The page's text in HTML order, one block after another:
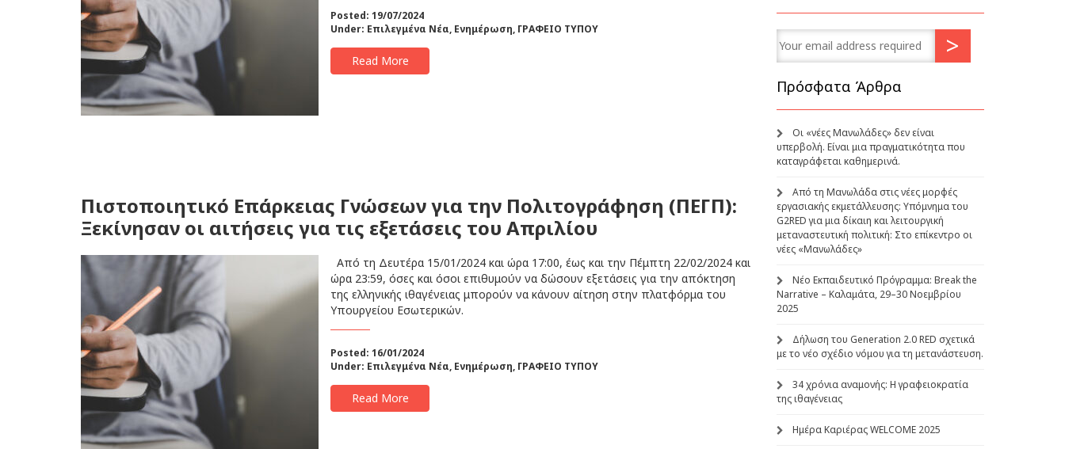
Posted: 19/07/2024
Under: Επιλεγμένα Νέα, Ενημέρωση, ΓΡΑΦΕΙΟ ΤΥΠΟΥ
Read More
Πιστοποιητικό Επάρκειας Γνώσεων για την Πολιτογράφηση (ΠΕΓΠ):
Ξεκίνησαν οι αιτήσεις για τις εξετάσεις του Απριλίου
Από τη Δευτέρα 15/01/2024 και ώρα 17:00, έως και την Πέμπτη 22/02/2024 και
ώρα 23:59, όσες και όσοι επιθυμούν να δώσουν εξετάσεις για την απόκτηση
της ελληνικής ιθαγένειας μπορούν να κάνουν αίτηση στην πλατφόρμα του
Υπουργείου Εσωτερικών.
Posted: 16/01/2024
Under: Επιλεγμένα Νέα, Ενημέρωση, ΓΡΑΦΕΙΟ ΤΥΠΟΥ
Read More
Πρόσφατα Άρθρα
Οι «νέες Μανωλάδες» δεν είναι
υπερβολή. Είναι μια πραγματικότητα που
καταγράφεται καθημερινά.
Από τη Μανωλάδα στις νέες μορφές
εργασιακής εκμετάλλευσης: Υπόμνημα του
G2RED για μια δίκαιη και λειτουργική
μεταναστευτική πολιτική: Στο επίκεντρο οι
νέες «Μανωλάδες»
Νέο Εκπαιδευτικό Πρόγραμμα: Break the
Narrative – Καλαμάτα, 29–30 Νοεμβρίου
2025
Δήλωση του Generation 2.0 RED σχετικά
με το νέο σχέδιο νόμου για τη μετανάστευση.
34 χρόνια αναμονής: Η γραφειοκρατία
της ιθαγένειας
Ημέρα Καριέρας WELCOME 2025